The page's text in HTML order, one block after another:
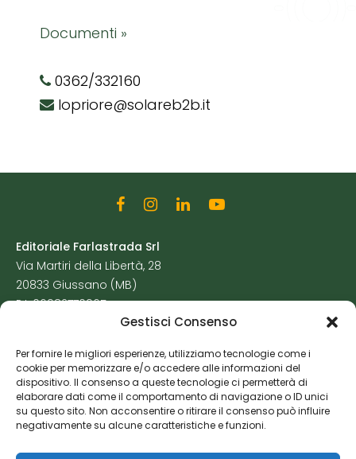
Gestisci Consenso
Per fornire le migliori esperienze, utilizziamo tecnologie come i
cookie per memorizzare e/o accedere alle informazioni del
dispositivo. Il consenso a queste tecnologie ci permetterà di
elaborare dati come il comportamento di navigazione o ID unici
su questo sito. Non acconsentire o ritirare il consenso può influire
negativamente su alcune caratteristiche e funzioni.
Documenti »
0362/332160
lopriore@solareb2b.it
Editoriale Farlastrada Srl
Via Martiri della Libertà, 28
20833 Giussano (MB)
P.I. 06982770965
Cookie Policy
Risorse Aggiuntive